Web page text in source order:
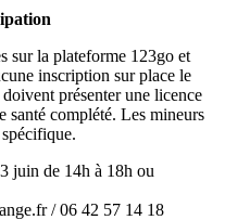
sur la plateforme 123go et
inscription sur place le
présenter une licence
santé complété. Les mineurs
juin de 14h à 18h ou
/ 06 42 57 14 18